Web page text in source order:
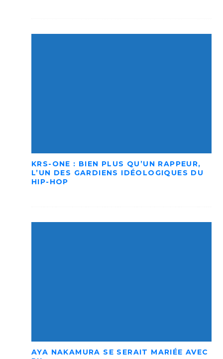
KRS-ONE : BIEN PLUS QU’UN RAPPEUR,
L’UN DES GARDIENS IDÉOLOGIQUES DU
HIP-HOP
AYA NAKAMURA SE SERAIT MARIÉE AVEC